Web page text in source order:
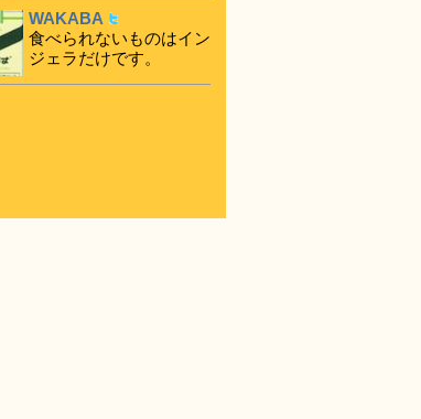
WAKABA
食べられないものはイン
ジェラだけです。